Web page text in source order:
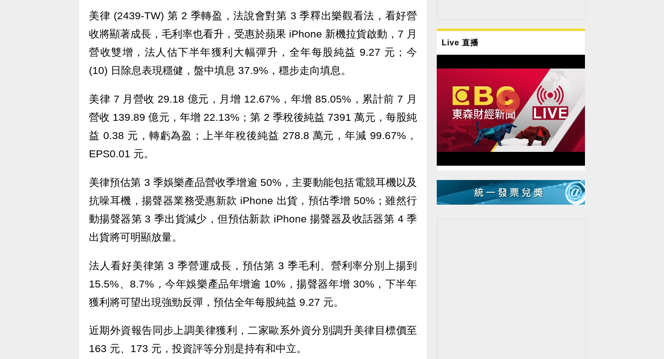
美律 (2439-TW) 第 2 季轉盈，法說會對第 3 季釋出樂觀看法，看好營
收將顯著成長，毛利率也看升，受惠於蘋果 iPhone 新機拉貨啟動，7 月
營收雙增，法人估下半年獲利大幅彈升，全年每股純益 9.27 元；今
(10) 日除息表現穩健，盤中填息 37.9%，穩步走向填息。
美律 7 月營收 29.18 億元，月增 12.67%，年增 85.05%，累計前 7 月
營收 139.89 億元，年增 22.13%；第 2 季稅後純益 7391 萬元，每股純
益 0.38 元，轉虧為盈；上半年稅後純益 278.8 萬元，年減 99.67%，
EPS0.01 元。
美律預估第 3 季娛樂產品營收季增逾 50%，主要動能包括電競耳機以及
抗噪耳機，揚聲器業務受惠新款 iPhone 出貨，預估季增 50%；雖然行
動揚聲器第 3 季出貨減少，但預估新款 iPhone 揚聲器及收話器第 4 季
出貨將可明顯放量。
法人看好美律第 3 季營運成長，預估第 3 季毛利、營利率分別上揚到
15.5%、8.7%，今年娛樂產品年增逾 10%，揚聲器年增 30%，下半年
獲利將可望出現強勁反彈，預估全年每股純益 9.27 元。
近期外資報告同步上調美律獲利，二家歐系外資分別調升美律目標價至
163 元、173 元，投資評等分別是持有和中立。
Live 直播